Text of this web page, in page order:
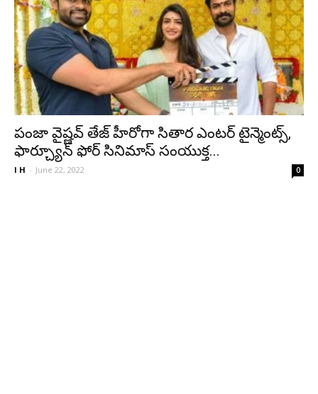
పంజా వైష్ణవ్ తేజ్ హీరోగా సితార ఎంటర్ టైన్మెంట్స్,
ఫార్చ్యూన్ ఫోర్ సినిమాస్ సంయుక్త...
I H - June 22, 2022 0